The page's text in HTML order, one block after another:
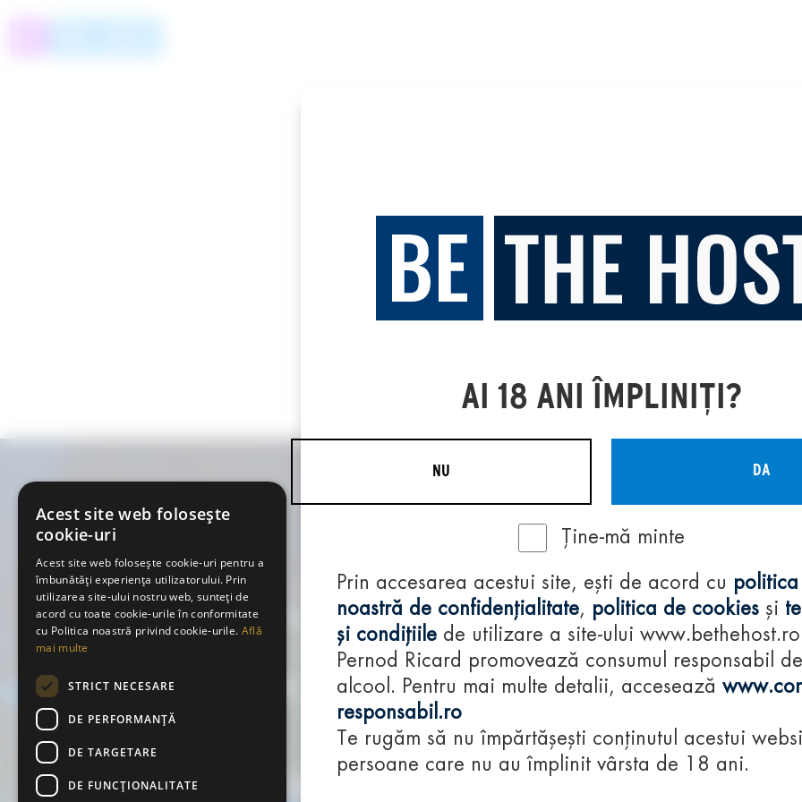
consumă-
AI 18 ANI ÎMPLINIȚI?
NU DA
Ține-mă minte
Prin accesarea acestui site, ești de acord cu politica
noastră de confidențialitate, politica de cookies și
și condițiile de utilizare a site-ului
Pernod Ricard promovează consumul responsabil de
alcool. Pentru mai multe detalii, accesează
responsabil.ro
Te rugăm să nu împărtășești conținutul acestui
persoane care nu au împlinit vârsta de 18 ani.
Acest site web folosește
cookie-uri
Acest site web folosește cookie-uri pentru a
îmbunătăți experiența utilizatorului. Prin
utilizarea site-ului nostru web, sunteți de
acord cu toate cookie-urile în conformitate
cu Politica noastră privind cookie-urile. Află
mai multe
STRICT NECESARE
DE PERFORMANȚĂ
DE TARGETARE
DE FUNCŢIONALITATE